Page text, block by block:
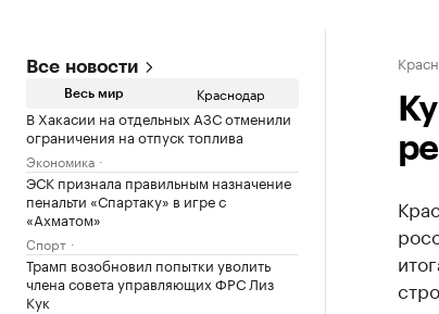
Все новости
Весь мир Краснодар
В Хакасии на отдельных АЗС отменили
ограничения на отпуск топлива
Экономика
ЭСК признала правильным назначение
пенальти «Спартаку» в игре с
«Ахматом»
Спорт
Трамп возобновил попытки уволить
члена совета управляющих ФРС Лиз
Кук